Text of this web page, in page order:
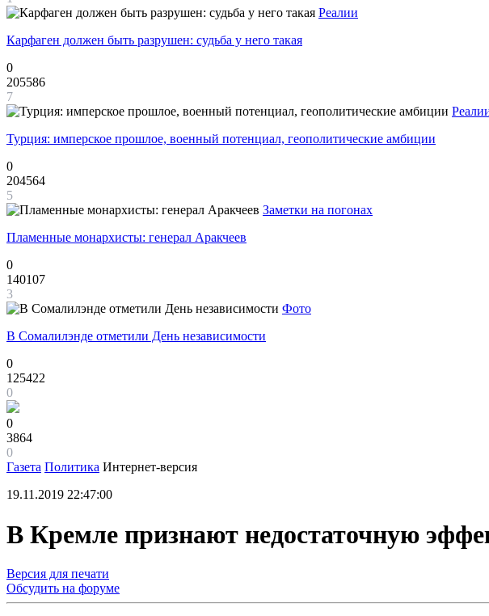
Реалии
Карфаген должен быть разрушен: судьба у него такая
0
205586
7
Турция: имперское прошлое, военный потенциал, геополитические амбиции
0
204564
5
Заметки на погонах
Пламенные монархисты: генерал Аракчеев
0
140107
3
Фото
В Сомалилэнде отметили День независимости
0
125422
0
0
3864
0
Газета Политика Интернет-версия
19.11.2019 22:47:00
В Кремле признают недостаточную
Версия для печати
Обсудить на форуме